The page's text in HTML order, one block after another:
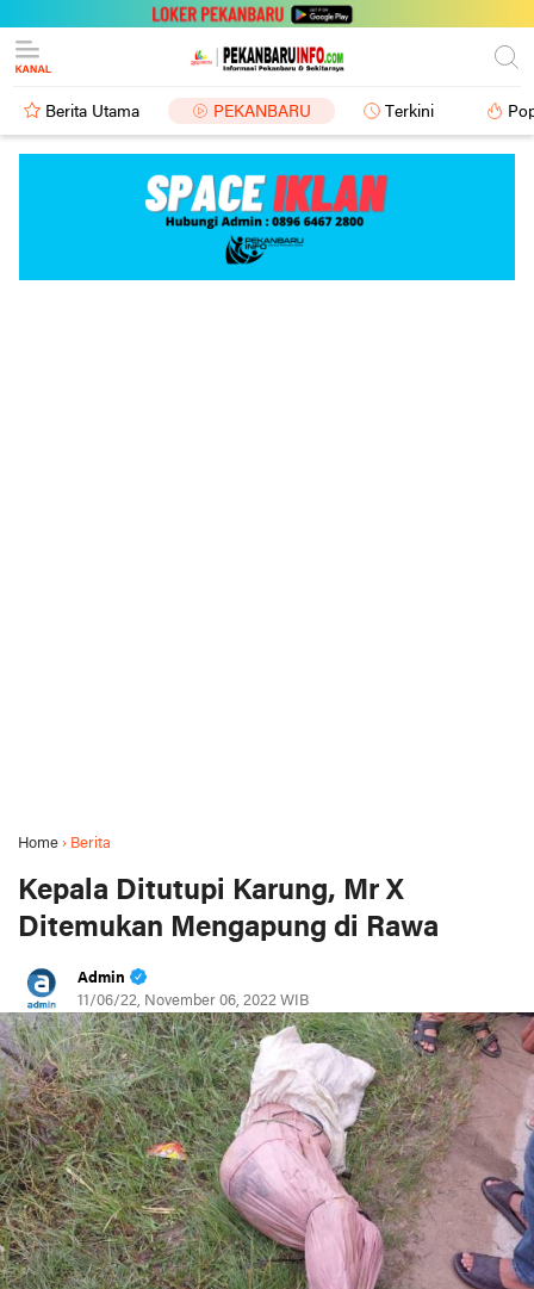
Berita Utama PEKANBARU Terkini
Home › Berita
Kepala Ditutupi Karung, Mr X
Ditemukan Mengapung di Rawa
Admin
11/06/22, November 06, 2022 WIB